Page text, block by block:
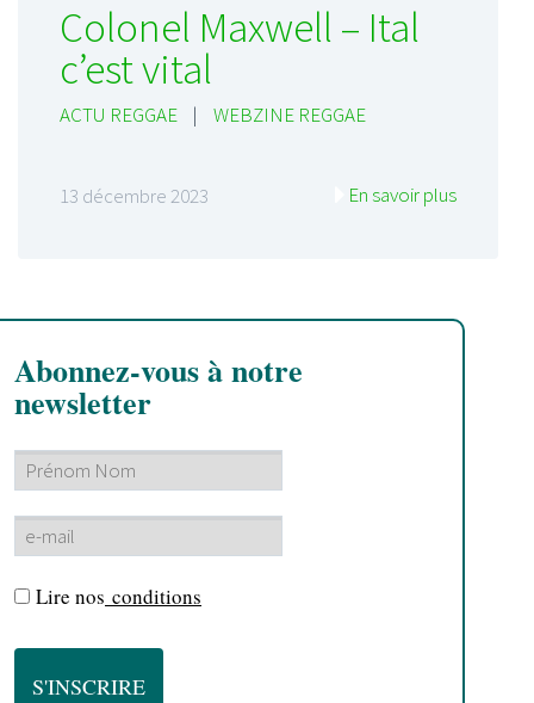
Colonel Maxwell – Ital
c’est vital
ACTU REGGAE | WEBZINE REGGAE
13 décembre 2023 En savoir plus
Abonnez-vous à notre
newsletter
Lire nos conditions